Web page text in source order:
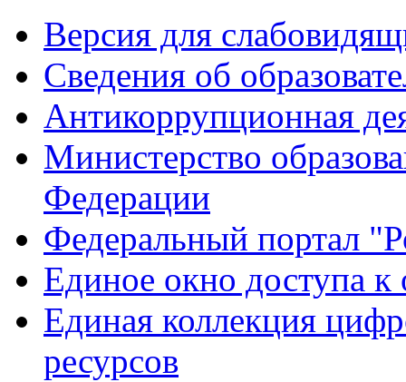
Версия для
Сведения об
Антикоррупционная
Министерство
Федерации
Федеральный портал
Единое окно доступа к
Единая коллекция
ресурсов